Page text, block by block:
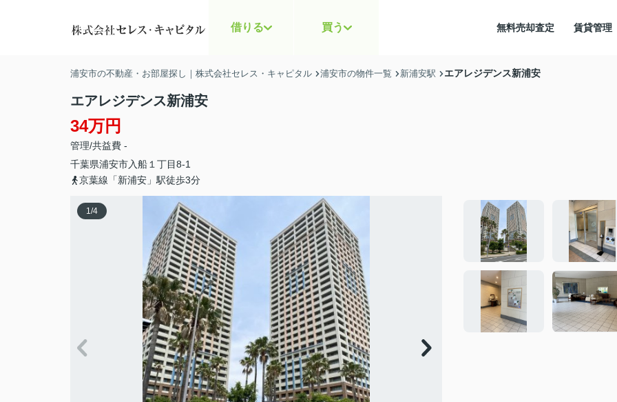
借りる 買う 無料売却査定 賃貸管
浦安市の不動産・お部屋探し｜株式会社セレス・キャピタル 浦安市の物件一覧 新浦安駅 エアレジデンス新浦安
エアレジデンス新浦安
34万円
管理/共益費 -
千葉県浦安市入船 １丁目8-1
京葉線「新浦安」駅徒歩3分
1/4